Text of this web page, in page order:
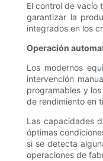
El control de vacío
garantizar la
integrados en los
Operación
Los modernos
intervención
programables y
de rendimiento en
Las capacidades
óptimas
si se detecta
operaciones de